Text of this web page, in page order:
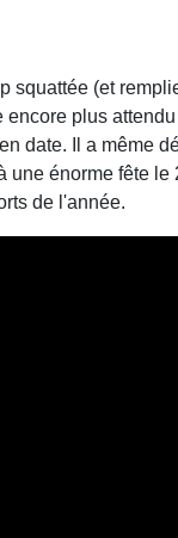
squattée (et
plus
date. Il a même
énorme fête le
de l'année.